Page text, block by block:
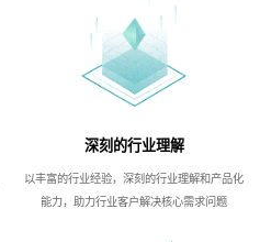
深刻的行业理解
以丰富的行业经验，深刻的行业理解和产品化
能力，助力行业客户解决核心需求问题